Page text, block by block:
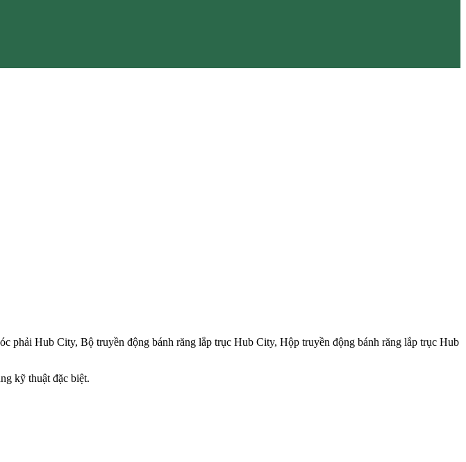
Hub City, Bộ truyền động bánh răng lắp trục Hub City, Hộp truyền động bánh răng lắp trục Hub
kỹ thuật đặc biệt.